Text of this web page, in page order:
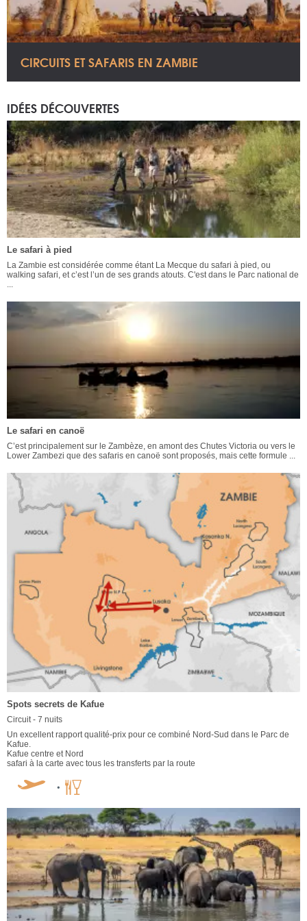
CIRCUITS ET SAFARIS EN ZAMBIE
IDÉES DÉCOUVERTES
Le safari à pied
La Zambie est considérée comme étant La Mecque du safari à pied, ou
walking safari, et c’est l’un de ses grands atouts. C'est dans le Parc national de
...
Le safari en canoë
C’est principalement sur le Zambèze, en amont des Chutes Victoria ou vers le
Lower Zambezi que des safaris en canoë sont proposés, mais cette formule ...
Spots secrets de Kafue
Circuit - 7 nuits
Un excellent rapport qualité-prix pour ce combiné Nord-Sud dans le Parc de
Kafue.
Kafue centre et Nord
safari à la carte avec tous les transferts par la route